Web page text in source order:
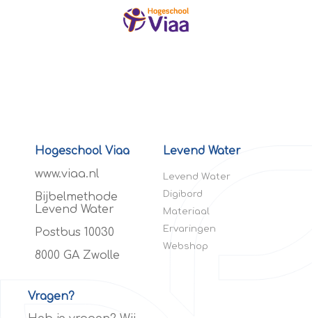
Hogeschool Viaa
www.viaa.nl
Bijbelmethode
Levend Water
Postbus 10030
8000 GA Zwolle
Levend Water
Levend Water
Digibord
Materiaal
Ervaringen
Webshop
Vragen?